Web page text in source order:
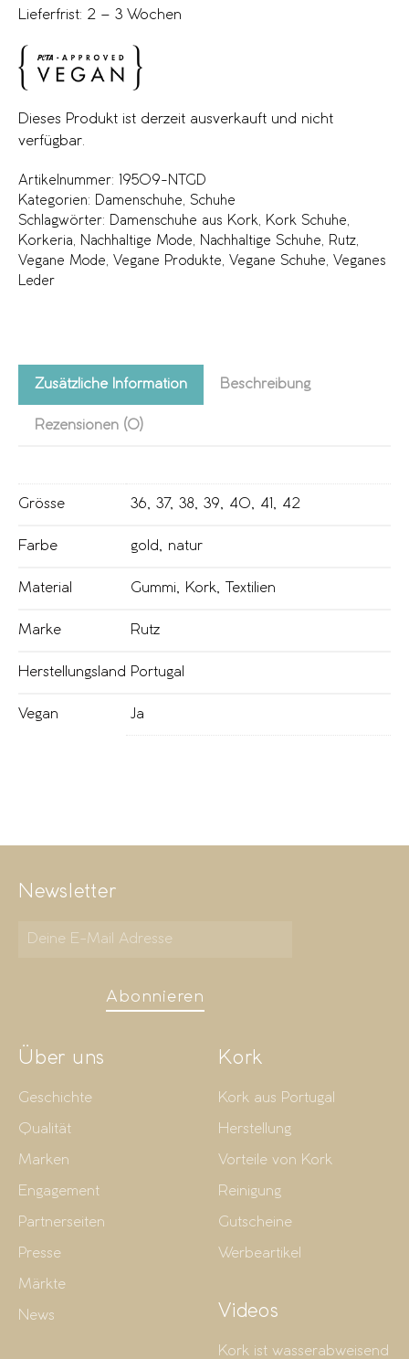
Lieferfrist: 2 – 3 Wochen
Dieses Produkt ist derzeit ausverkauft und nicht
verfügbar.
Artikelnummer:
19509-NTGD
Kategorien: Damenschuhe, Schuhe
Schlagwörter: Damenschuhe aus Kork, Kork Schuhe,
Korkeria, Nachhaltige Mode, Nachhaltige Schuhe, Rutz,
Vegane Mode, Vegane Produkte, Vegane Schuhe, Veganes
Leder
Zusätzliche Information Beschreibung
Rezensionen (0)
Grösse 36 37, 38 39 40 41 42
Farbe gold natur
Material Gummi Kork Textilien
Marke Rutz
Herstellungsland Portugal
Vegan Ja
Newsletter
Abonnieren
Über uns
Geschichte
Qualität
Marken
Engagement
Partnerseiten
Presse
Märkte
News
Kork
Kork aus Portugal
Herstellung
Vorteile von Kork
Reinigung
Gutscheine
Werbeartikel
Videos
Kork ist wasserabweisend